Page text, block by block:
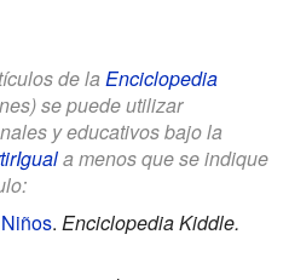
de la Enciclopedia
se puede utilizar
y educativos bajo la
a menos que se indique
. Enciclopedia Kiddle.